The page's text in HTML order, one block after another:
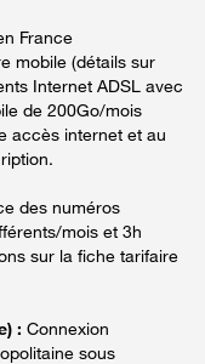
France
mobile (détails sur
Internet ADSL avec
de 200Go/mois
accès internet et au
des numéros
mois et 3h
sur la fiche tarifaire
: Connexion
sous